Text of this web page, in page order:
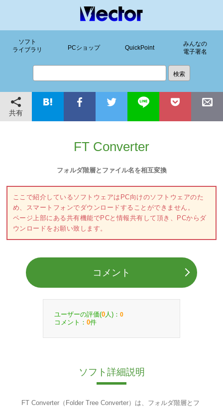
ソフト
ライブラリ
PCショップ QuickPoint
みんなの
電子署名
共有
FT Converter
フォルダ階層とファイル名を相互変換
ここで紹介しているソフトウェアはPC向けのソフトウェアのた
め、スマートフォンでダウンロードすることができません。
ページ上部にある共有機能でPCと情報共有して頂き、PCからダ
ウンロードをお願い致します。
コメント
ユーザーの評価(0 人)： 0
コメント： 0件
ソフト詳細説明
FT Converter（Folder Tree Converter）は、フォルダ階層とフ